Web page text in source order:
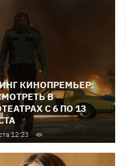
КИНОПРЕМЬЕР:
В
С 6 ПО 13
12:23